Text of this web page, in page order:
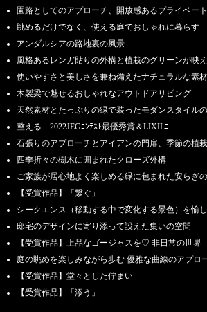
園路としてのアプローチ、開放感あるプライベー
眺めるだけでなく、使える庭でおしゃれに暮らす
アンダルシアの路地裏の風景
風格あるレンガ貼りの外構と植栽のグリーンが映
使いやすさと美しさを兼ね備えたナチュラルな素
木製梁で魅せるおしゃれなアウトドアリビング
天然素材とたっぷりの緑で装ったモダンスタイル
整える 2022JEGｺﾝﾃｽﾄ最優秀賞＆LIXILｺ…
石張りのアプローチとアイアンの門扉、季節の植
四季折々の樹木に囲まれたクローズ外構
ご家族が居心地よく楽しめる緑に包まれた安らぎ
【受賞作品】「繋ぐ」
シークエンス（移動する中で変化する景色）を愉
邸宅のデザインに寄り添って設えた集いの空間
【受賞作品】上品なゴージャスを♡ 非日常の世界
庭の眺めを楽しみながら歩む 優雅な曲線のアプロ
【受賞作品】堂々とした佇まい
【受賞作品】「添う」